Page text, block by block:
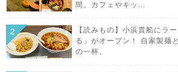
間。カフェやキッ...
【読みもの】小浜貴船にラ
る」がオープン！ 自家製麺
の一杯。